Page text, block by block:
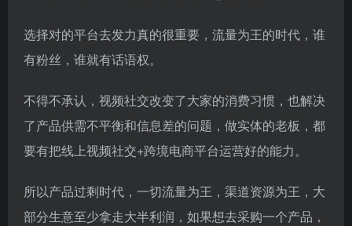
选择对的平台去发力真的很重要，流量为王的时代，谁
有粉丝，谁就有话语权。
不得不承认，视频社交改变了大家的消费习惯，也解决
了产品供需不平衡和信息差的问题，做实体的老板，都
要有把线上视频社交+跨境电商平台运营好的能力。
所以产品过剩时代，一切流量为王，渠道资源为王，大
部分生意至少拿走大半利润，如果想去采购一个产品，